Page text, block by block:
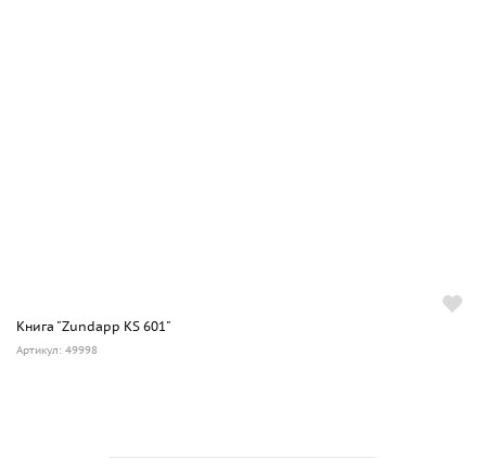
Книга "Zundapp KS 601"
Артикул: 49998